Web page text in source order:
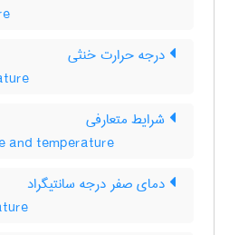
درجه حرارت خنثی
شرایط متعارفی
and temperature
دمای صفر درجه سانتیگراد